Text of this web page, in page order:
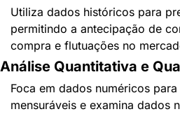
Utiliza dados históricos para
permitindo a antecipação de
compra e flutuações no
Análise Quantitativa e
Foca em dados numéricos
mensuráveis e examina dados